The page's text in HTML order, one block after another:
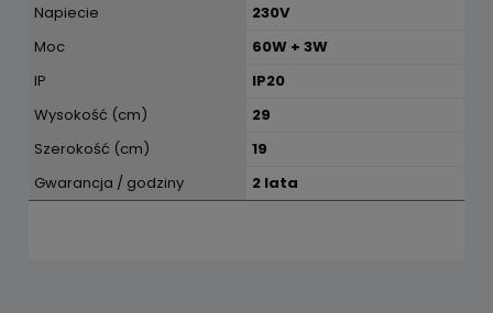
Napiecie
230V
Moc
60W + 3W
IP
IP20
Wysokość (cm)
29
Szerokość (cm)
19
Gwarancja / godziny
2 lata